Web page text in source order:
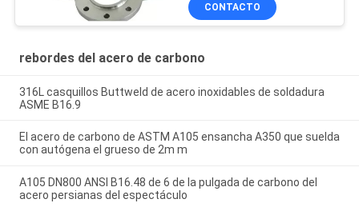
CONTACTO
rebordes del acero de carbono
316L casquillos Buttweld de acero inoxidables de soldadura
ASME B16.9
El acero de carbono de ASTM A105 ensancha A350 que suelda
con autógena el grueso de 2m m
A105 DN800 ANSI B16.48 de 6 de la pulgada de carbono del
acero persianas del espectáculo